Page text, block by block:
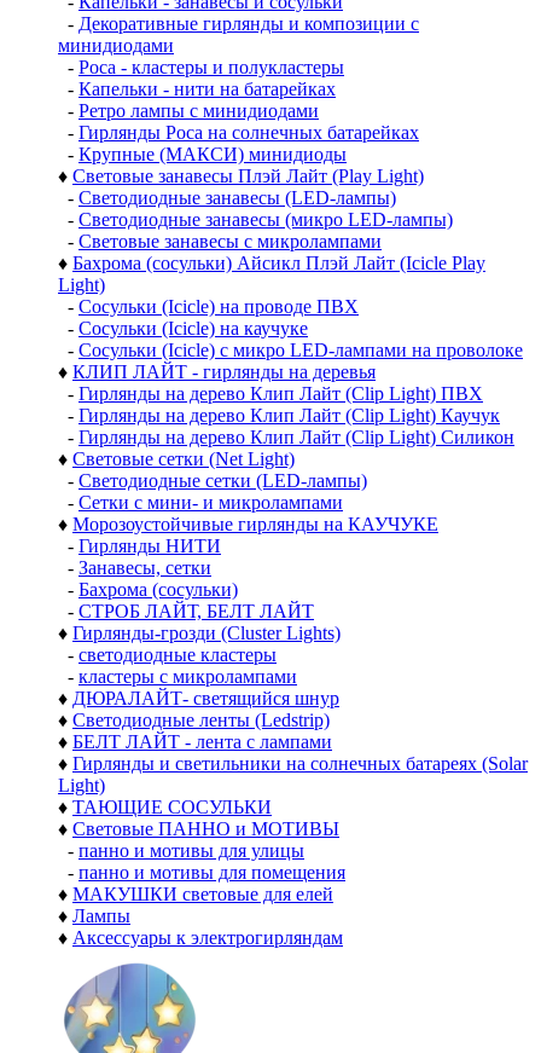
- Декоративные гирлянды и композиции с
минидиодами
- Роса - кластеры и полукластеры
- Капельки - нити на батарейках
- Ретро лампы с минидиодами
- Гирлянды Роса на солнечных батарейках
- Крупные (МАКСИ) минидиоды
♦ Световые занавесы Плэй Лайт (Play Light)
- Светодиодные занавесы (LED-лампы)
- Светодиодные занавесы (микро LED-лампы)
- Световые занавесы с микролампами
♦ Бахрома (сосульки) Айсикл Плэй Лайт (Icicle Play
Light)
- Сосульки (Icicle) на проводе ПВХ
- Сосульки (Icicle) на каучуке
- Сосульки (Icicle) с микро LED-лампами на проволоке
♦ КЛИП ЛАЙТ - гирлянды на деревья
- Гирлянды на дерево Клип Лайт (Clip Light) ПВХ
- Гирлянды на дерево Клип Лайт (Clip Light) Каучук
- Гирлянды на дерево Клип Лайт (Clip Light) Силикон
♦ Световые сетки (Net Light)
- Светодиодные сетки (LED-лампы)
- Сетки с мини- и микролампами
♦ Морозоустойчивые гирлянды на КАУЧУКЕ
- Гирлянды НИТИ
- Занавесы, сетки
- Бахрома (сосульки)
- СТРОБ ЛАЙТ, БЕЛТ ЛАЙТ
♦ Гирлянды-грозди (Cluster Lights)
- светодиодные кластеры
- кластеры с микролампами
♦ ДЮРАЛАЙТ- светящийся шнур
♦ Светодиодные ленты (Ledstrip)
♦ БЕЛТ ЛАЙТ - лента с лампами
♦ Гирлянды и светильники на солнечных батареях (Solar
Light)
♦ ТАЮЩИЕ СОСУЛЬКИ
♦ Световые ПАННО и МОТИВЫ
- панно и мотивы для улицы
- панно и мотивы для помещения
♦ МАКУШКИ световые для елей
♦ Лампы
♦ Аксессуары к электрогирляндам